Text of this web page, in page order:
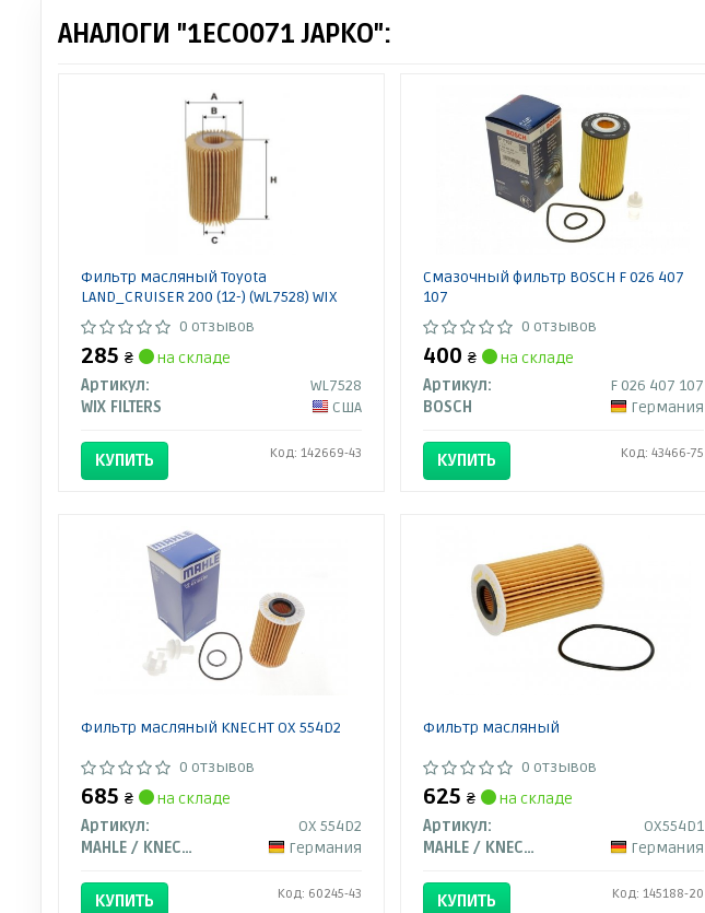
АНАЛОГИ "1ECO071 JAPKO":
Фильтр масляный Toyota
LAND_CRUISER 200 (12-) (WL7528) WIX
0 отзывов
285 ₴
на складе
Артикул:
WL7528
WIX FILTERS
США
КУПИТЬ Код: 142669-43
Смазочный фильтр BOSCH F 026 407
107
0 отзывов
400 ₴
на складе
Артикул:
F 026 407 107
BOSCH
Германия
КУПИТЬ Код: 43466-75
Фильтр масляный KNECHT OX 554D2
0 отзывов
685 ₴
на складе
Артикул:
OX 554D2
MAHLE / KNECHT
Германия
КУПИТЬ Код: 60245-43
Фильтр масляный
0 отзывов
625 ₴
на складе
Артикул:
OX554D1
MAHLE / KNECHT
Германия
КУПИТЬ Код: 145188-20